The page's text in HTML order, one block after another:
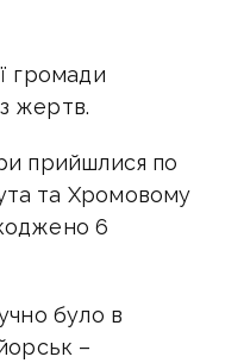
громади
жертв.
прийшлися по
та Хромовому
6
було в
–